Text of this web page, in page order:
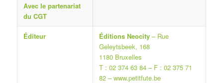
Avec le partenariat
du CGT
Éditeur Éditions Neocity– Rue
Geleytsbeek, 168
1180 Bruxelles
T : 02 374 63 84 – F : 02 375 71
82 –www.petitfute.be